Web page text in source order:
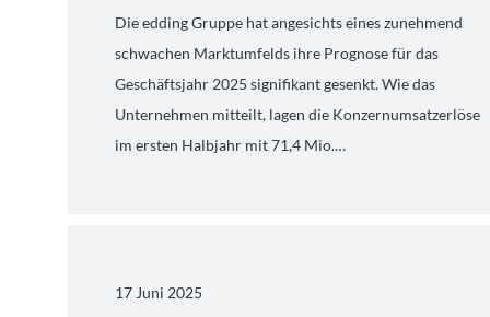
Die edding Gruppe hat angesichts eines zunehmend
schwachen Marktumfelds ihre Prognose für das
Geschäftsjahr 2025 signifikant gesenkt. Wie das
Unternehmen mitteilt, lagen die Konzernumsatzerlöse
im ersten Halbjahr mit 71,4 Mio.…
17 Juni 2025